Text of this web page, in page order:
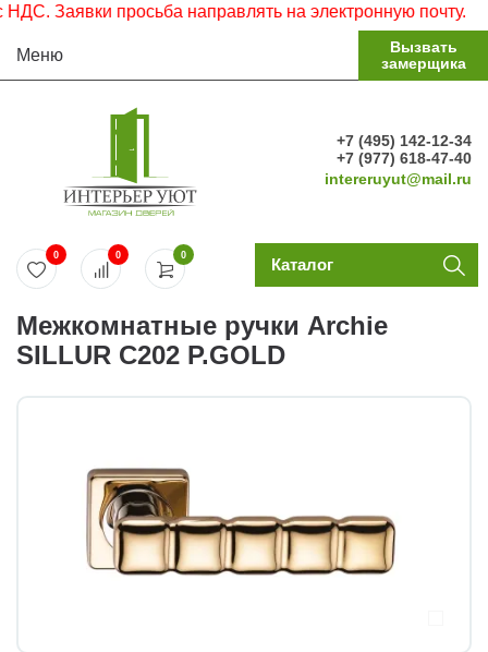
Заявки просьба направлять на электронную почту.
Меню
Вызвать
замерщика
+7 (495) 142-12-34
+7 (977) 618-47-40
intereruyut@mail.ru
0
0 0 Каталог
Межкомнатные ручки Archie
SILLUR C202 P.GOLD